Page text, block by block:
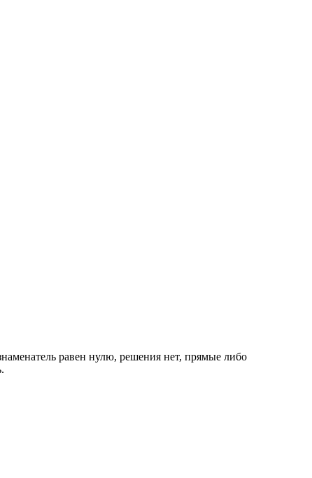
равен нулю, решения нет, прямые либо